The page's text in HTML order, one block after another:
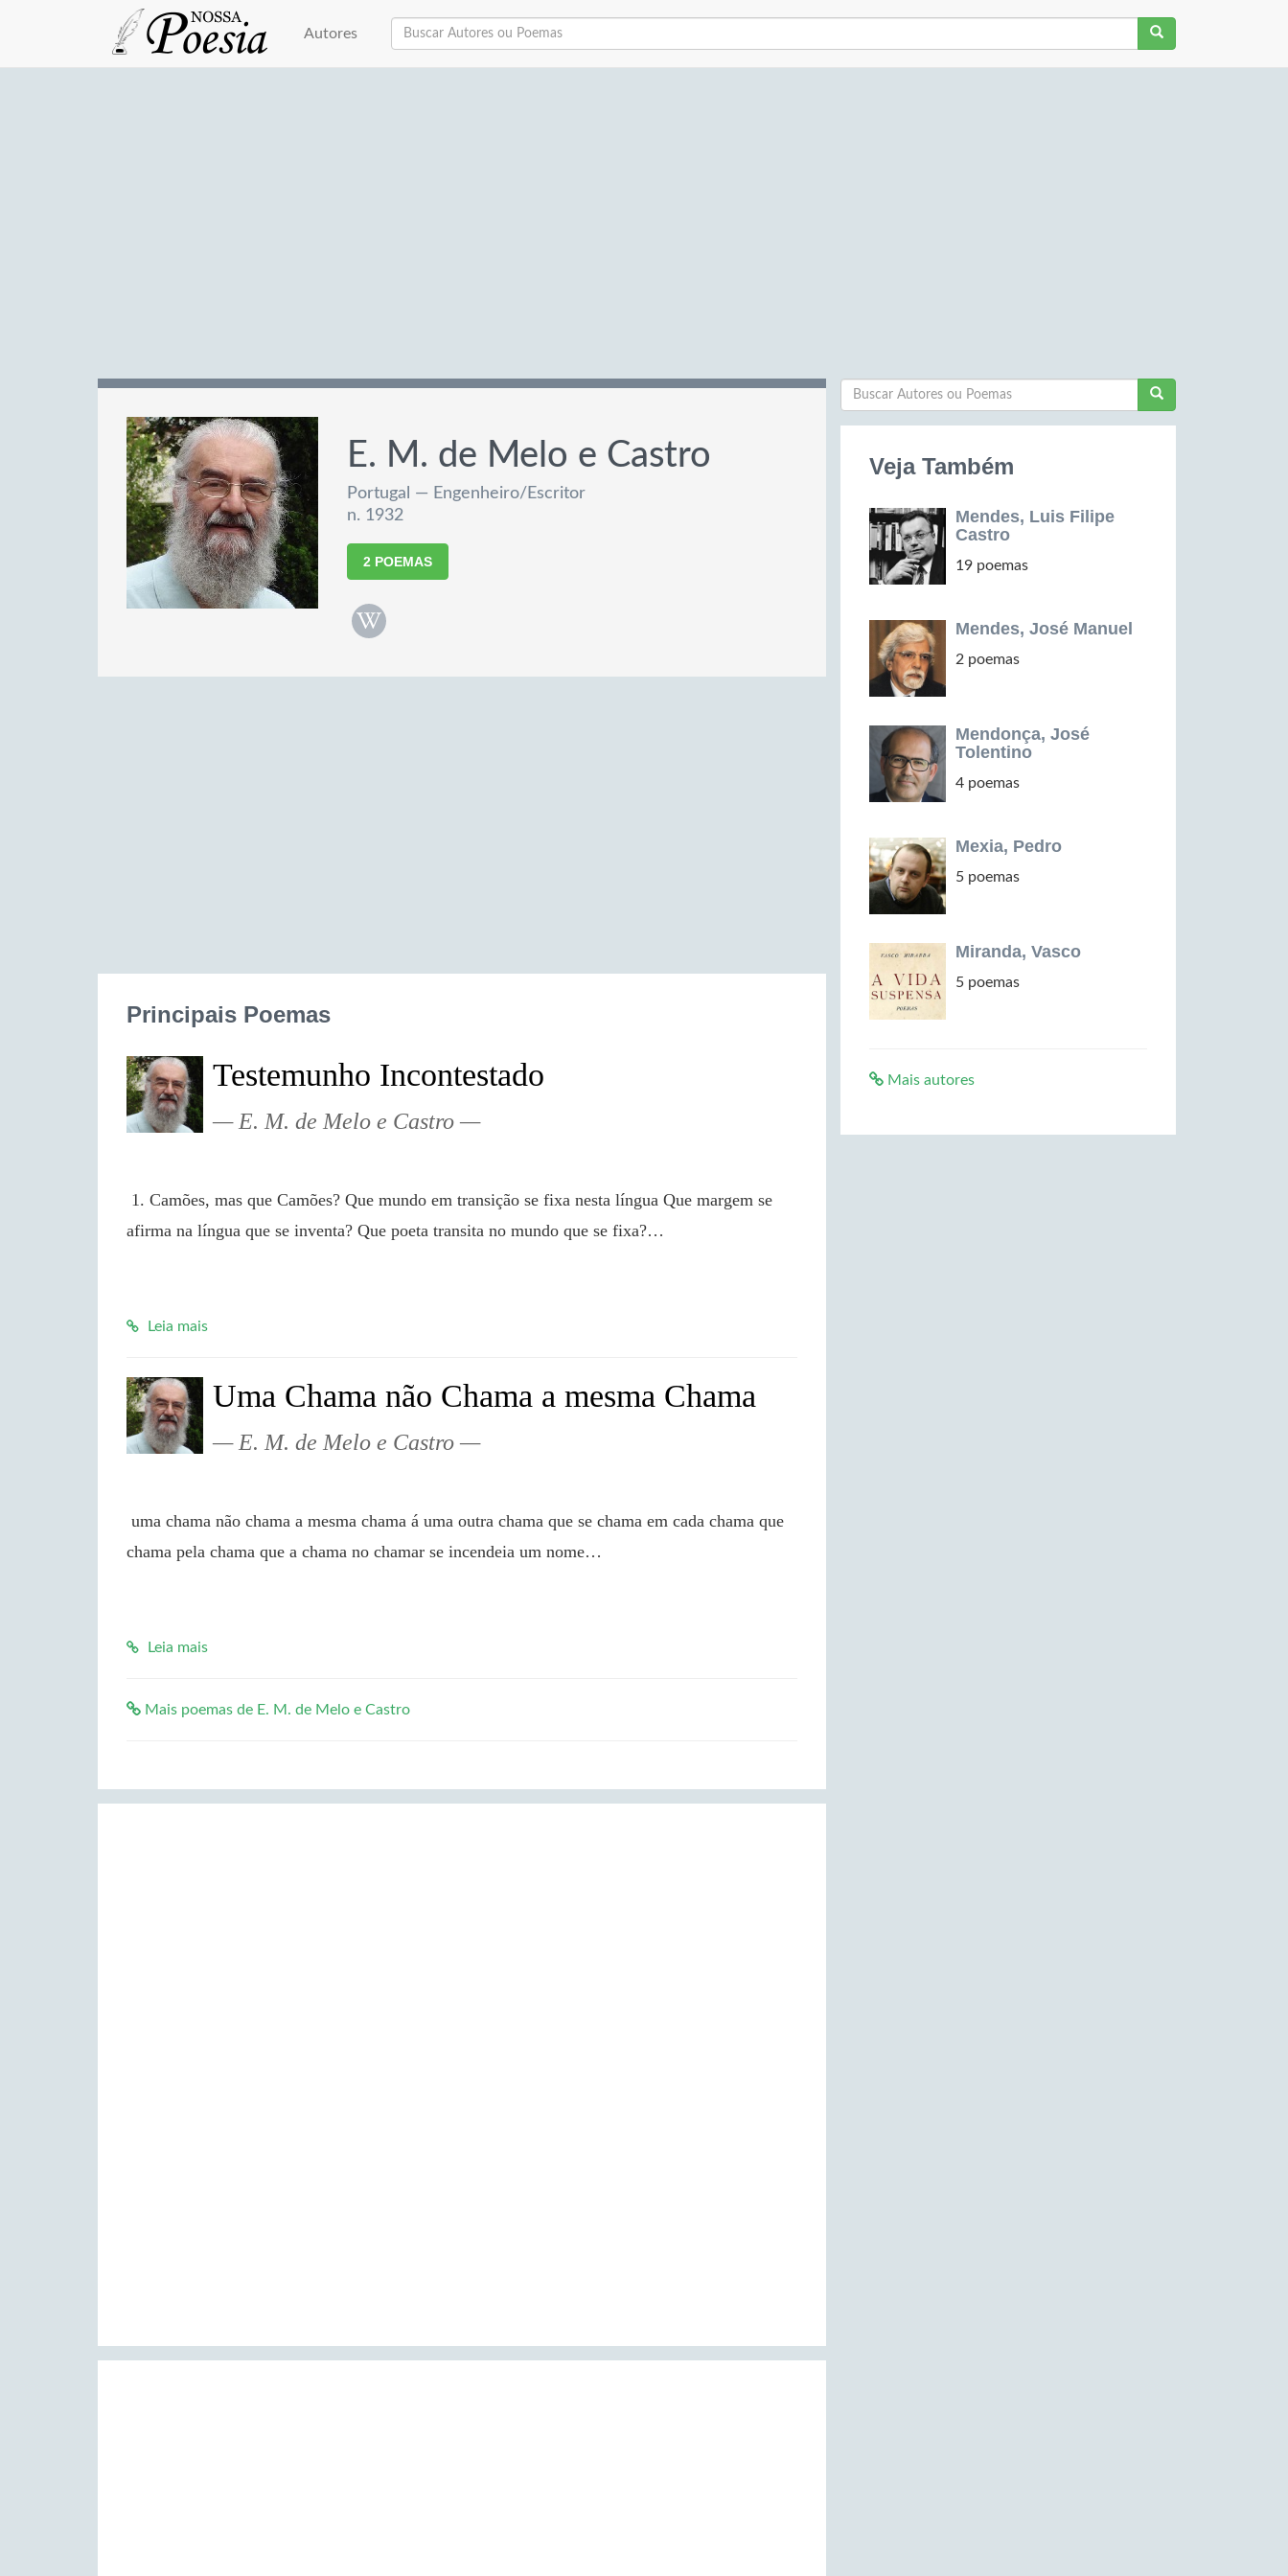
Autores
E. M. de Melo e Castro
Portugal — Engenheiro/Escritor
n. 1932
2 POEMAS
Principais Poemas
Testemunho Incontestado
E. M. de Melo e Castro
afirma na língua que se inventa? Que poeta transita no mundo que se fixa?…
Leia mais
Uma Chama não Chama a mesma Chama
E. M. de Melo e Castro
chama pela chama que a chama no chamar se incendeia um nome…
Leia mais
Mais poemas de E. M. de Melo e Castro
Veja Também
Mendes, Luis Filipe
Castro
19 poemas
Mendes, José Manuel
2 poemas
Mendonça, José
Tolentino
4 poemas
Mexia, Pedro
5 poemas
Miranda, Vasco
5 poemas
Mais autores